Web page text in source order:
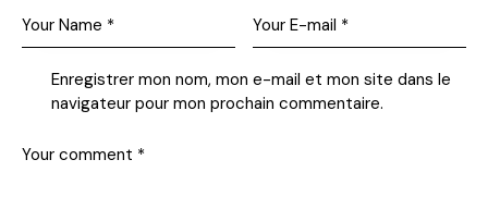
Enregistrer mon nom, mon e-mail et mon site dans le
navigateur pour mon prochain commentaire.